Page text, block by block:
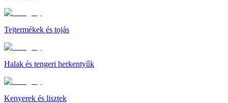
Tejtermékek és tojás
Halak és tengeri herkentyűk
Kenyerek és lisztek